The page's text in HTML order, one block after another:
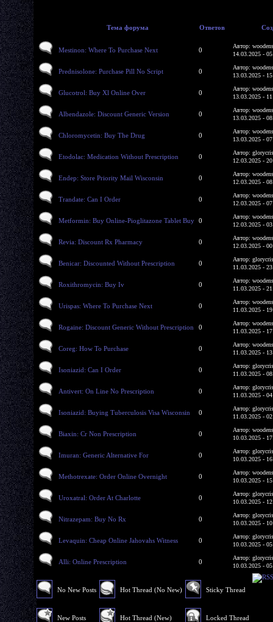
Тема форума Ответов
Mestinon: Where To Purchase Next 0
Автор:
14.03.2025 -
Prednisolone: Purchase Pill No Script 0
Автор:
13.03.2025 -
Glucotrol: Buy Xl Online Over 0
Автор:
13.03.2025 -
Albendazole: Discount Generic Version 0
Автор:
13.03.2025 -
Chloromycetin: Buy The Drug 0
Автор:
13.03.2025 -
Etodolac: Medication Without Prescription 0
Автор:
12.03.2025 -
Endep: Store Priority Mail Wisconsin 0
Автор:
12.03.2025 -
Trandate: Can I Order 0
Автор:
12.03.2025 -
Metformin: Buy Online-Pioglitazone Tablet Buy 0
Автор:
12.03.2025 -
Revia: Discount Rx Pharmacy 0
Автор:
12.03.2025 -
Benicar: Discounted Without Prescription 0
Автор:
11.03.2025 -
Roxithromycin: Buy Iv 0
Автор:
11.03.2025 -
Urispas: Where To Purchase Next 0
Автор:
11.03.2025 -
Rogaine: Discount Generic Without Prescription 0
Автор:
11.03.2025 -
Coreg: How To Purchase 0
Автор:
11.03.2025 -
Isoniazid: Can I Order 0
Автор:
11.03.2025 -
Antivert: On Line No Prescription 0
Автор:
11.03.2025 -
Isoniazid: Buying Tuberculosis Visa Wisconsin 0
Автор:
11.03.2025 -
Biaxin: Cr Non Prescription 0
Автор:
10.03.2025 -
Imuran: Generic Alternative For 0
Автор:
10.03.2025 -
Methotrexate: Order Online Overnight 0
Автор:
10.03.2025 -
Uroxatral: Order At Charlotte 0
Автор:
10.03.2025 -
Nitrazepam: Buy No Rx 0
Автор:
10.03.2025 -
Levaquin: Cheap Online Jahovahs Witness 0
Автор:
10.03.2025 -
Alli: Online Prescription 0
Автор:
10.03.2025 -
No New Posts
New Posts
Hot Thread (No New)
Hot Thread (New)
Sticky Thread
Locked Thread